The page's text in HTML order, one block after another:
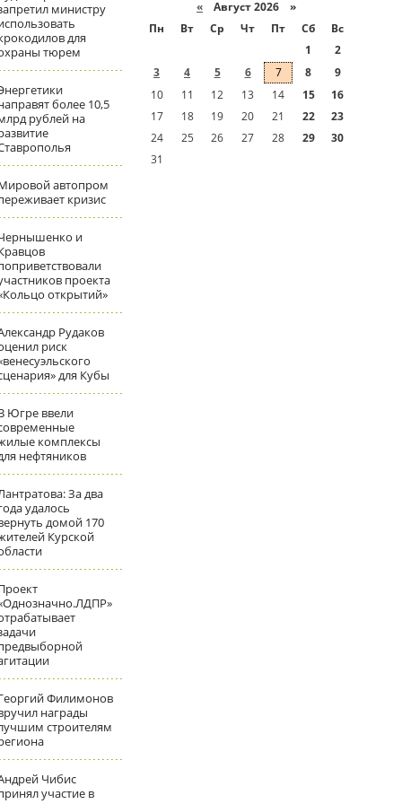
министру
для
тюрем
более 10,5
рублей на
автопром
кризис
и
проекта
открытий»
Рудаков
риск
для Кубы
Югре ввели
комплексы
нефтяников
За два
удалось
домой 170
Курской
Филимонов
награды
строителям
Чибис
участие в
« Август 2026 »
Пн
Вт Ср Чт Пт Сб
Вс
1
2
3
4 5 6 7 8
9
10
11 12 13 14 15
16
17
18 19 20 21 22
23
24
25 26 27 28 29
30
31